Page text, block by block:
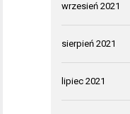
wrzesień 2021
sierpień 2021
lipiec 2021